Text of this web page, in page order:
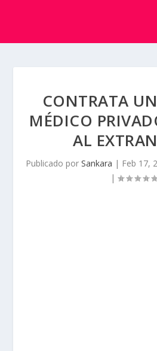
CONTRATA
MÉDICO
AL
Publicado por Sankara | Feb 17,
|